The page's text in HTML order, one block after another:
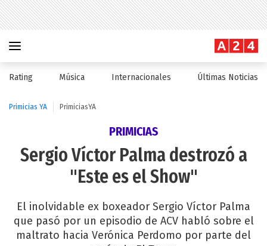
Rating Música Internacionales Últimas Noticias
Primicias YA PrimiciasYA
PRIMICIAS
Sergio Víctor Palma destrozó a
"Este es el Show"
El inolvidable ex boxeador Sergio Víctor Palma
que pasó por un episodio de ACV habló sobre el
maltrato hacia Verónica Perdomo por parte del